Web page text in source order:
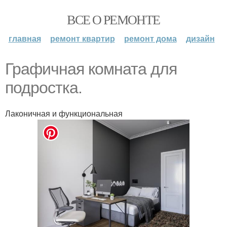
ВСЕ О РЕМОНТЕ
главная ремонт квартир ремонт дома дизайн
Графичная комната для
подростка.
Лаконичная и функциональная